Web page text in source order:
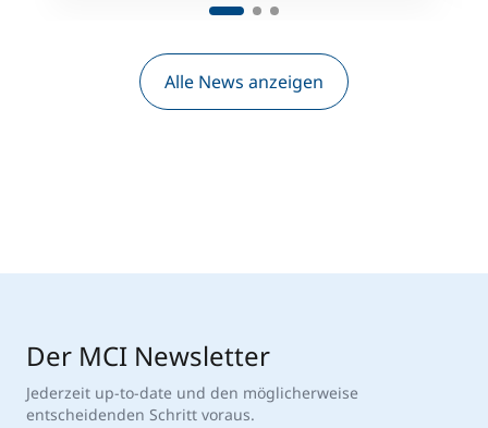
Alle News anzeigen
Der MCI Newsletter
Jederzeit up-to-date und den möglicherweise
entscheidenden Schritt voraus.